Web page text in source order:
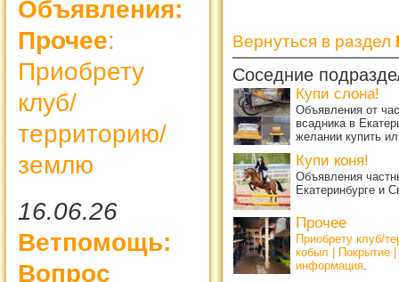
Объявления:
Прочее:
Приобрету
клуб/
территорию/
землю
16.06.26
Ветпомощь:
Вопрос
Вернуться в раздел
Соседние
Купи слона!
Объявления от
всадника в
желании купить
Купи коня!
Объявления
Екатеринбурге и
Прочее
Приобрету клуб/
кобыл | Покрытие
информация